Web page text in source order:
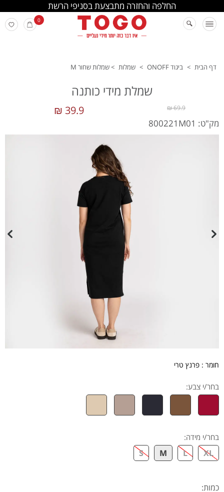
החלפה והחזרה מתבצעת בסניפי הרשת
0
דף הבית > ביגוד ONOFF > שמלות >שמלות שחור M
שמלת מידי כותנה
39.9 ₪ 69.9 ₪
מק"ט: 800221M01
חומר : פרנץ טרי
בחר/י צבע:
בחר/י מידה:
XL
L
M
S
כמות: